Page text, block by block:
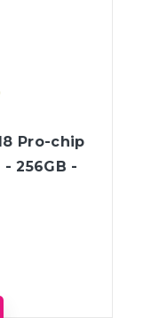
Pro-chip
- 256GB -